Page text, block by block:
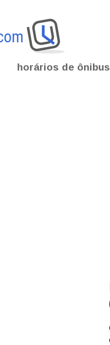
horários de ônibus